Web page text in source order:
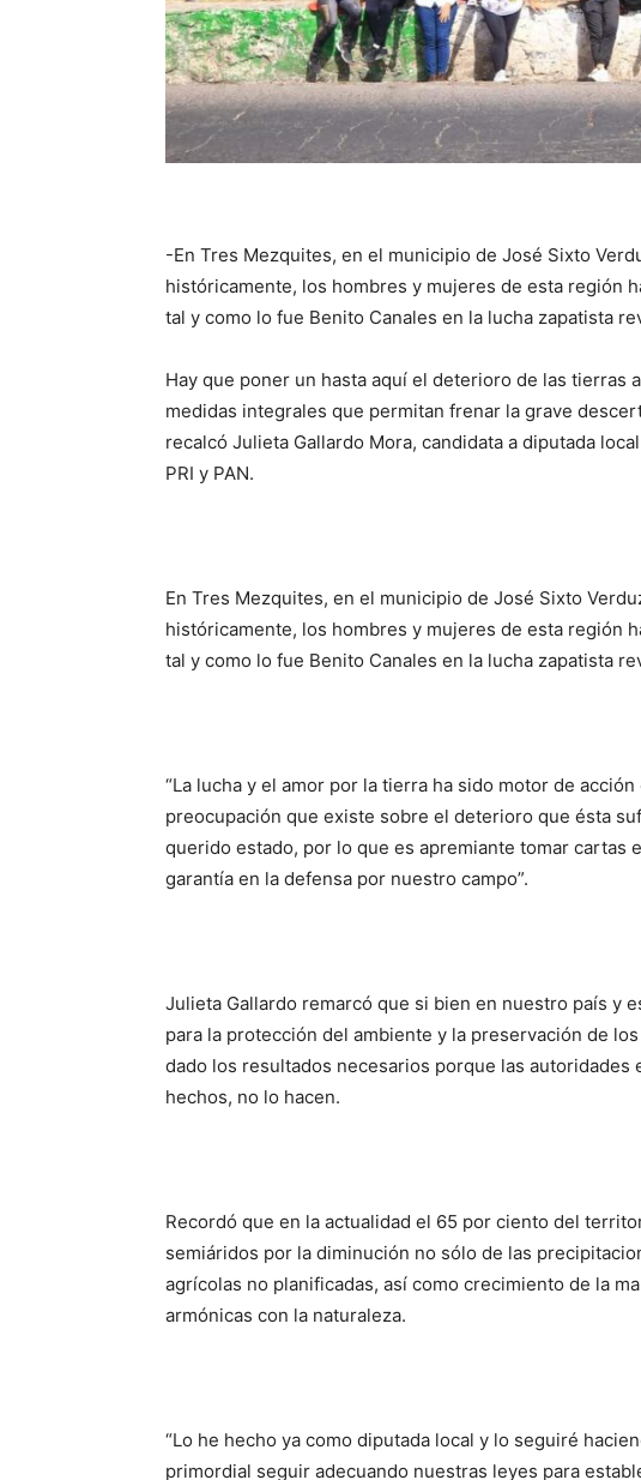
-En Tres Mezquites, en el municipio de José Sixto
históricamente, los hombres y mujeres de esta región
tal y como lo fue Benito Canales en la lucha zapatista
Hay que poner un hasta aquí el deterioro de las tierras
medidas integrales que permitan frenar la grave
recalcó Julieta Gallardo Mora, candidata a diputada
PRI y PAN.
En Tres Mezquites, en el municipio de José Sixto
históricamente, los hombres y mujeres de esta región
tal y como lo fue Benito Canales en la lucha zapatista
“La lucha y el amor por la tierra ha sido motor de
preocupación que existe sobre el deterioro que ésta
querido estado, por lo que es apremiante tomar cartas
garantía en la defensa por nuestro campo”.
Julieta Gallardo remarcó que si bien en nuestro país y
para la protección del ambiente y la preservación de
dado los resultados necesarios porque las autoridades
hechos, no lo hacen.
Recordó que en la actualidad el 65 por ciento del
semiáridos por la diminución no sólo de las
agrícolas no planificadas, así como crecimiento de la
armónicas con la naturaleza.
“Lo he hecho ya como diputada local y lo seguiré
primordial seguir adecuando nuestras leyes para